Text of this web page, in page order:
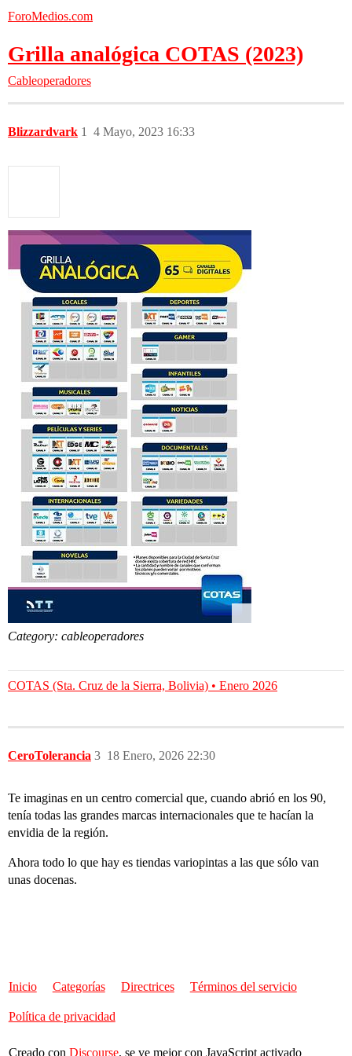
ForoMedios.com
Grilla analógica COTAS (2023)
Cableoperadores
Blizzardvark 4 Mayo, 2023 16:33
1
Category: cableoperadores
COTAS (Sta. Cruz de la Sierra, Bolivia) • Enero 2026
CeroTolerancia 18 Enero, 2026 22:30
3
Te imaginas en un centro comercial que, cuando abrió en los 90,
tenía todas las grandes marcas internacionales que te hacían la
envidia de la región.
Ahora todo lo que hay es tiendas variopintas a las que sólo van
unas docenas.
Inicio Categorías Directrices Términos del servicio
Política de privacidad
Creado con Discourse, se ve mejor con JavaScript activado